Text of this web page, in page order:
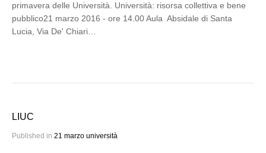
primavera delle Università. Università: risorsa collettiva e bene
pubblico21 marzo 2016 - ore 14.00 Aula Absidale di Santa
Lucia, Via De' Chiari…
LIUC
Published in 21 marzo università